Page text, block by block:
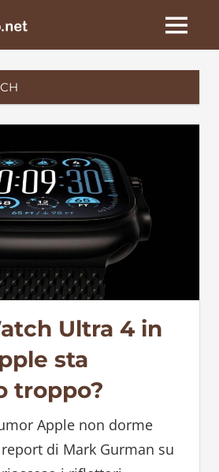
BradipoRapido.net
MENU
Ultra 4 in
sta
troppo?
Apple non dorme
di Mark Gurman su